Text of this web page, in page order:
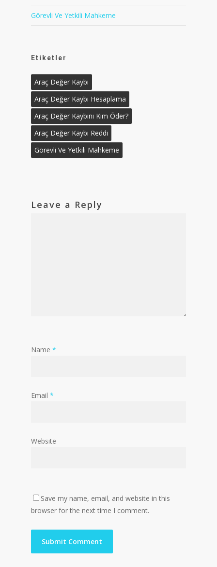
Görevli Ve Yetkili Mahkeme
Etiketler
Araç Değer Kaybı
Araç Değer Kaybı Hesaplama
Araç Değer Kaybını Kim Öder?
Araç Değer Kaybı Reddi
Görevli Ve Yetkili Mahkeme
Leave a Reply
Name *
Email *
Website
Save my name, email, and website in this
browser for the next time I comment.